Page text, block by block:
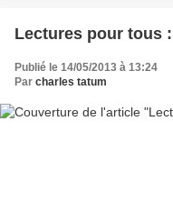
Lectures pour tous
Publié le 14/05/2013 à 13:24
Par charles tatum